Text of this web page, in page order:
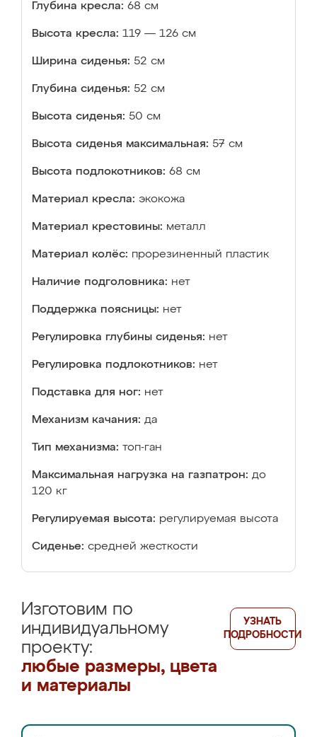
Глубина кресла: 68 см
Высота кресла: 119 — 126 см
Ширина сиденья: 52 см
Глубина сиденья: 52 см
Высота сиденья: 50 см
Высота сиденья максимальная: 57 см
Высота подлокотников: 68 см
Материал кресла: экокожа
Материал крестовины: металл
Материал колёс: прорезиненный пластик
Наличие подголовника: нет
Поддержка поясницы: нет
Регулировка глубины сиденья: нет
Регулировка подлокотников: нет
Подставка для ног: нет
Механизм качания: да
Тип механизма: топ-ган
Максимальная нагрузка на газпатрон: до
120 кг
Регулируемая высота: регулируемая высота
Сиденье: средней жесткости
Изготовим по
индивидуальному
проекту:
любые размеры, цвета
и материалы
УЗНАТЬ
ПОДРОБНОСТИ